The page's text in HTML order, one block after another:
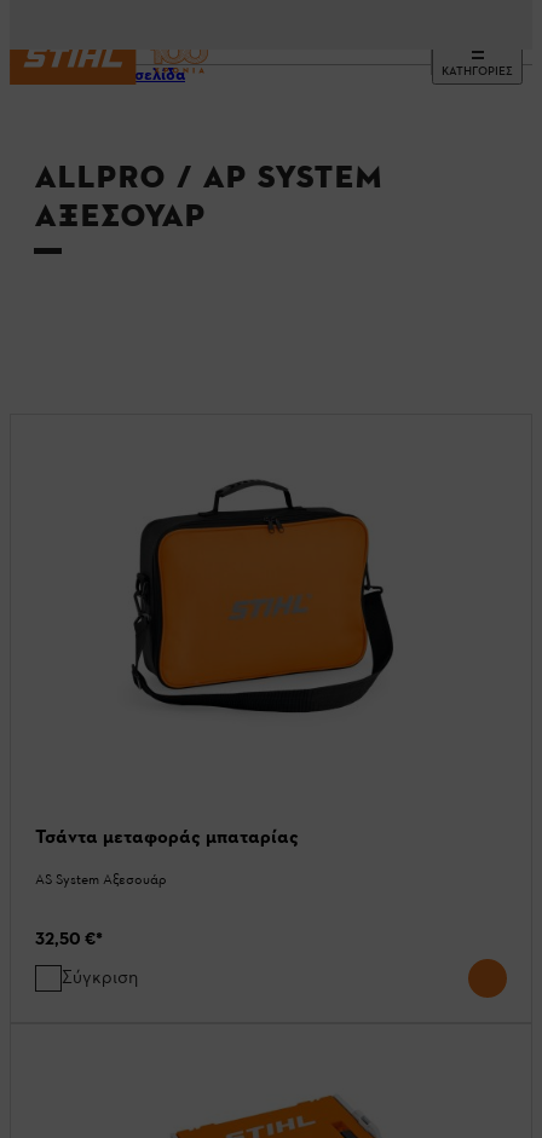
ΚΑΤΗΓΟΡΙΕΣ
Αρχική σελίδα
ALLPRO / AP SYSTEM
ΑΞΕΣΟΥΆΡ
Τσάντα μεταφοράς μπαταρίας
AS System Αξεσουάρ
32,50 €*
Σύγκριση